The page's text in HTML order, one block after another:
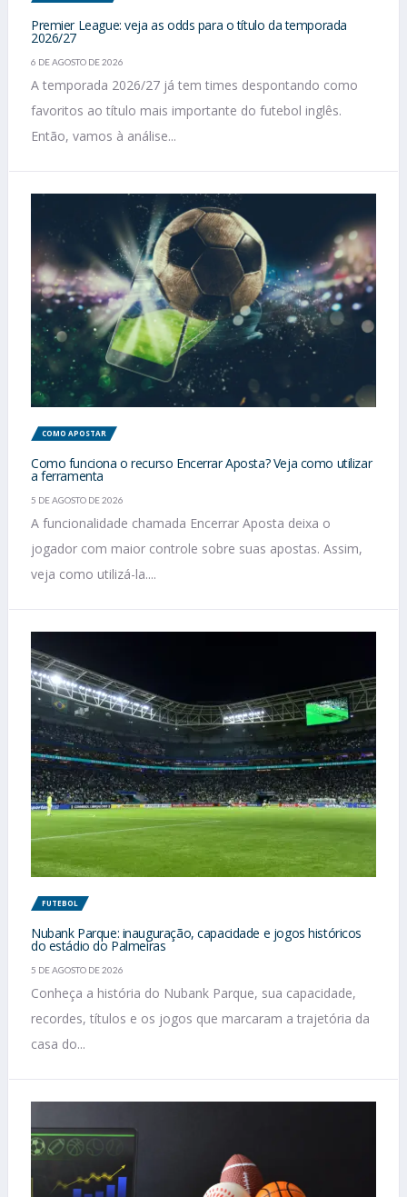
Premier League: veja as odds para o título da temporada
2026/27
6 DE AGOSTO DE 2026
A temporada 2026/27 já tem times despontando como
favoritos ao título mais importante do futebol inglês.
Então, vamos à análise...
COMO APOSTAR
Como funciona o recurso Encerrar Aposta? Veja como utilizar
a ferramenta
5 DE AGOSTO DE 2026
A funcionalidade chamada Encerrar Aposta deixa o
jogador com maior controle sobre suas apostas. Assim,
veja como utilizá-la....
FUTEBOL
Nubank Parque: inauguração, capacidade e jogos históricos
do estádio do Palmeiras
5 DE AGOSTO DE 2026
Conheça a história do Nubank Parque, sua capacidade,
recordes, títulos e os jogos que marcaram a trajetória da
casa do...